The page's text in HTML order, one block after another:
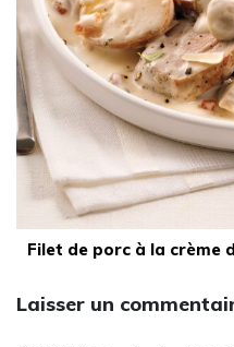
Filet de porc à la crème
Laisser un